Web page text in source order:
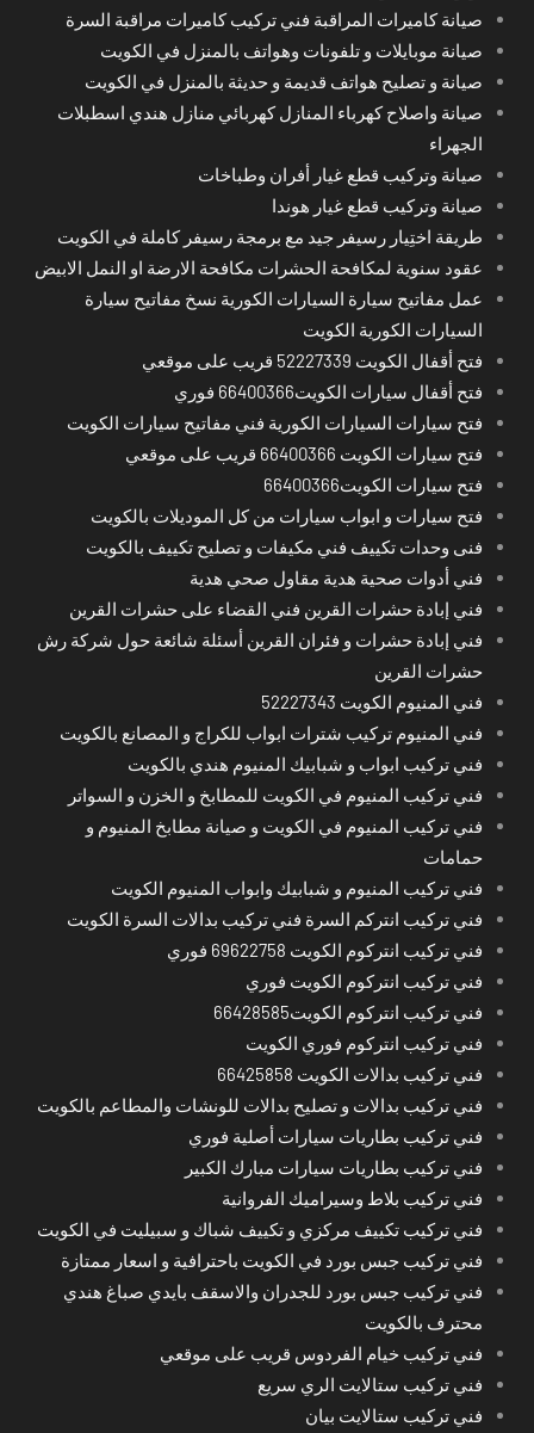
صيانة كاميرات المراقبة فني تركيب كاميرات مراقبة السرة
صيانة موبايلات و تلفونات وهواتف بالمنزل في الكويت
صيانة و تصليح هواتف قديمة و حديثة بالمنزل في الكويت
صيانة واصلاح كهرباء المنازل كهربائي منازل هندي اسطبلات
الجهراء
صيانة وتركيب قطع غيار أفران وطباخات
صيانة وتركيب قطع غيار هوندا
طريقة اختِيار رسيفر جيد مع برمجة رسيفر كاملة في الكويت
عقود سنوية لمكافحة الحشرات مكافحة الارضة او النمل الابيض
عمل مفاتيح سيارة السيارات الكورية نسخ مفاتيح سيارة
السيارات الكورية الكويت
فتح أقفال الكويت 52227339 قريب على موقعي
فتح أقفال سيارات الكويت66400366 فوري
فتح سيارات السيارات الكورية فني مفاتيح سيارات الكويت
فتح سيارات الكويت 66400366 قريب على موقعي
فتح سيارات الكويت66400366
فتح سيارات و ابواب سيارات من كل الموديلات بالكويت
فنى وحدات تكييف فني مكيفات و تصليح تكييف بالكويت
فني أدوات صحية هدية مقاول صحي هدية
فني إبادة حشرات القرين فني القضاء على حشرات القرين
فني إبادة حشرات و فئران القرين أسئلة شائعة حول شركة رش
حشرات القرين
فني المنيوم الكويت 52227343
فني المنيوم تركيب شترات ابواب للكراج و المصانع بالكويت
فني تركيب ابواب و شبابيك المنيوم هندي بالكويت
فني تركيب المنيوم في الكويت للمطابخ و الخزن و السواتر
فني تركيب المنيوم في الكويت و صيانة مطابخ المنيوم و
حمامات
فني تركيب المنيوم و شبابيك وابواب المنيوم الكويت
فني تركيب انتركم السرة فني تركيب بدالات السرة الكويت
فني تركيب انتركوم الكويت 69622758 فوري
فني تركيب انتركوم الكويت فوري
فني تركيب انتركوم الكويت66428585
فني تركيب انتركوم فوري الكويت
فني تركيب بدالات الكويت 66425858
فني تركيب بدالات و تصليح بدالات للونشات والمطاعم بالكويت
فني تركيب بطاريات سيارات أصلية فوري
فني تركيب بطاريات سيارات مبارك الكبير
فني تركيب بلاط وسيراميك الفروانية
فني تركيب تكييف مركزي و تكييف شباك و سبيليت في الكويت
فني تركيب جبس بورد في الكويت باحترافية و اسعار ممتازة
فني تركيب جبس بورد للجدران والاسقف بايدي صباغ هندي
محترف بالكويت
فني تركيب خيام الفردوس قريب على موقعي
فني تركيب ستالايت الري سريع
فني تركيب ستالايت بيان